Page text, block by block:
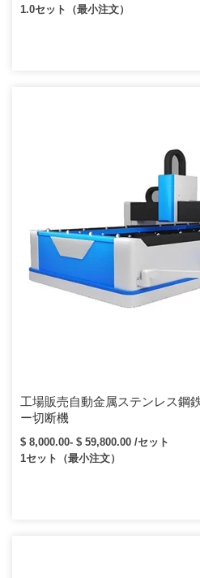
1.0セット（最小注文）
工場販売自動金属ステンレス鋼
ー切断機
$ 8,000.00- $ 59,800.00 /セット
1セット（最小注文）